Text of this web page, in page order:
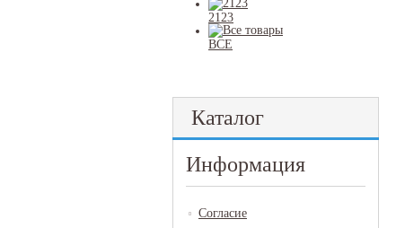
2123
ВСЕ
Каталог
Информация
Согласие